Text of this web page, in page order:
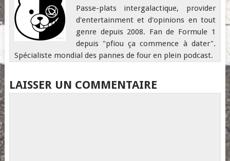
Passe-plats intergalactique, provider
d'entertainment et d'opinions en tout
genre depuis 2008. Fan de Formule 1
depuis "pfiou ça commence à dater".
Spécialiste mondial des pannes de four en plein podcast.
LAISSER UN COMMENTAIRE